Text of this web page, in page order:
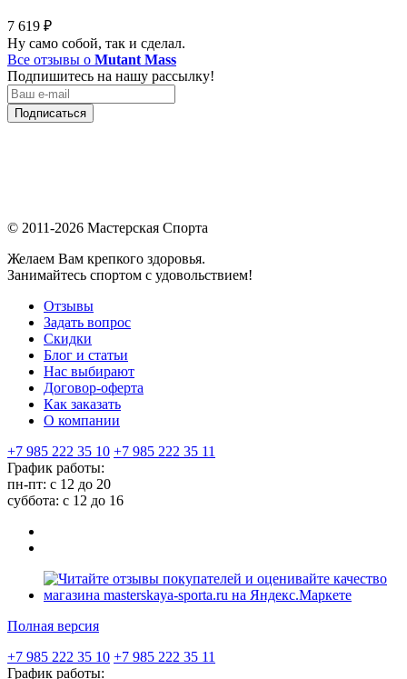
7 619 ₽
Ну само собой, так и сделал.
Все отзывы о Mutant Mass
Подпишитесь на нашу рассылку!
Подписаться
© 2011-2026 Мастерская Спорта
Желаем Вам крепкого здоровья.
Занимайтесь спортом с удовольствием!
Отзывы
Задать вопрос
Скидки
Блог и статьи
Нас выбирают
Договор-оферта
Как заказать
О компании
+7 985 222 35 10 +7 985 222 35 11
График работы:
пн-пт: с 12 до 20
суббота: c 12 до 16
Полная версия
+7 985 222 35 10 +7 985 222 35 11
График работы: